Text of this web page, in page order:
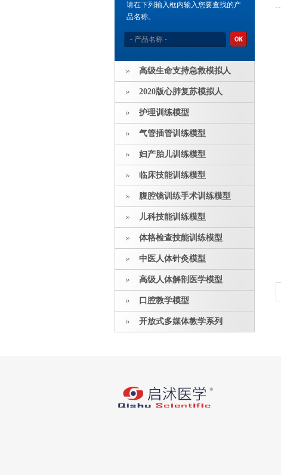
请在下列输入框内输入您要查找的产
品名称。
高级生命支持急救模拟人
2020版心肺复苏模拟人
护理训练模型
气管插管训练模型
妇产胎儿训练模型
临床技能训练模型
腹腔镜训练手术训练模型
儿科技能训练模型
体格检查技能训练模型
中医人体针灸模型
高级人体解剖医学模型
口腔教学模型
开放式多媒体教学系列